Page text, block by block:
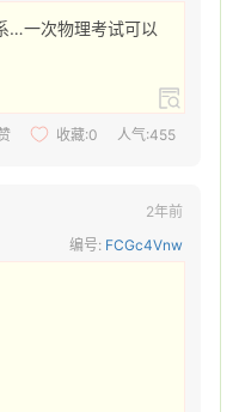
…一次物理考试可以
收藏:0 人气:455
2年前
编号: FCGc4Vnw